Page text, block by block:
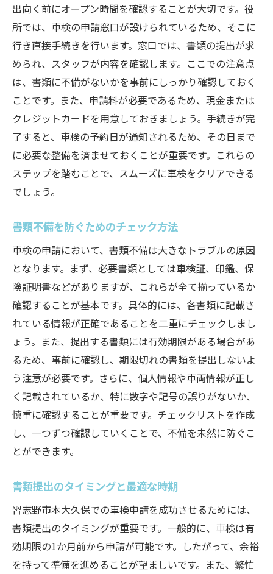
出向く前にオープン時間を確認することが大切です。役
所では、車検の申請窓口が設けられているため、そこに
行き直接手続きを行います。窓口では、書類の提出が求
められ、スタッフが内容を確認します。ここでの注意点
は、書類に不備がないかを事前にしっかり確認しておく
ことです。また、申請料が必要であるため、現金または
クレジットカードを用意しておきましょう。手続きが完
了すると、車検の予約日が通知されるため、その日まで
に必要な整備を済ませておくことが重要です。これらの
ステップを踏むことで、スムーズに車検をクリアできる
でしょう。
書類不備を防ぐためのチェック方法
車検の申請において、書類不備は大きなトラブルの原因
となります。まず、必要書類としては車検証、印鑑、保
険証明書などがありますが、これらが全て揃っているか
確認することが基本です。具体的には、各書類に記載さ
れている情報が正確であることを二重にチェックしまし
ょう。また、提出する書類には有効期限がある場合があ
るため、事前に確認し、期限切れの書類を提出しないよ
う注意が必要です。さらに、個人情報や車両情報が正し
く記載されているか、特に数字や記号の誤りがないか、
慎重に確認することが重要です。チェックリストを作成
し、一つずつ確認していくことで、不備を未然に防ぐこ
とができます。
書類提出のタイミングと最適な時期
習志野市本大久保での車検申請を成功させるためには、
書類提出のタイミングが重要です。一般的に、車検は有
効期限の1か月前から申請が可能です。したがって、余裕
を持って準備を進めることが望ましいです。また、繁忙